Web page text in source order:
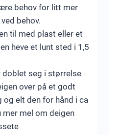
behov for litt mer
behov.
til med plast eller et
heve et lunt sted i 1,5
doblet seg i størrelse
over på et godt
og elt den for hånd i ca
mer mel om deigen